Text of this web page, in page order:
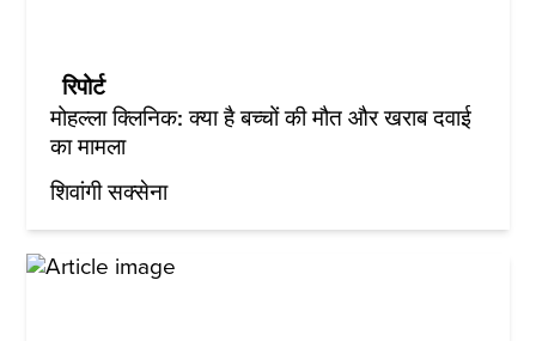
रिपोर्ट
मोहल्ला क्लिनिक: क्या है बच्चों की मौत और खराब दवाई
का मामला
शिवांगी सक्सेना